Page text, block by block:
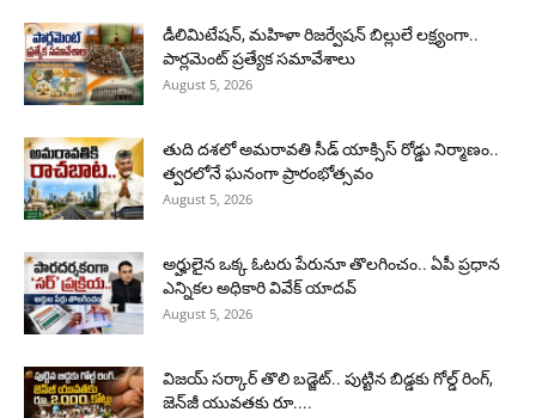
డీలిమిటేషన్, మహిళా రిజర్వేషన్ బిల్లులే లక్ష్యంగా..
పార్లమెంట్ ప్రత్యేక సమావేశాలు
August 5, 2026
తుది దశలో అమరావతి సీడ్ యాక్సిస్ రోడ్డు నిర్మాణం..
త్వరలోనే ఘనంగా ప్రారంభోత్సవం
August 5, 2026
అర్హులైన ఒక్క ఓటరు పేరునూ తొలగించం.. ఏపీ ప్రధాన
ఎన్నికల అధికారి వివేక్ యాదవ్
August 5, 2026
విజయ్ సర్కార్ తొలి బడ్జెట్.. పుట్టిన బిడ్డకు గోల్డ్ రింగ్,
జెన్‌జీ యువతకు రూ....